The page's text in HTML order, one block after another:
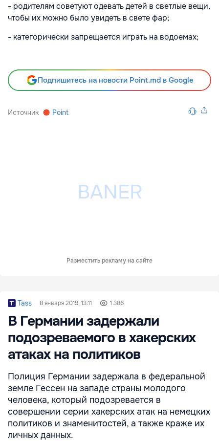
- родителям советуют одевать детей в светлые вещи,
чтобы их можно было увидеть в свете фар;
- категорически запрещается играть на водоемах;
Подпишитесь на новости Point.md в Google
Источник Point
Разместить рекламу на сайте
Tass 8 января 2019, 13:11 1 386
В Германии задержали
подозреваемого в хакерских
атаках на политиков
Полиция Германии задержала в федеральной
земле Гессен на западе страны молодого
человека, который подозревается в
совершении серии хакерских атак на немецких
политиков и знаменитостей, а также краже их
личных данных.